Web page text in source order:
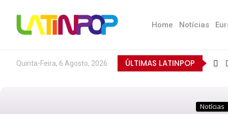
Home Notícias
Quinta-Feira, 6 Agosto, 2026 ÚLTIMAS LATINPOP
Notícias